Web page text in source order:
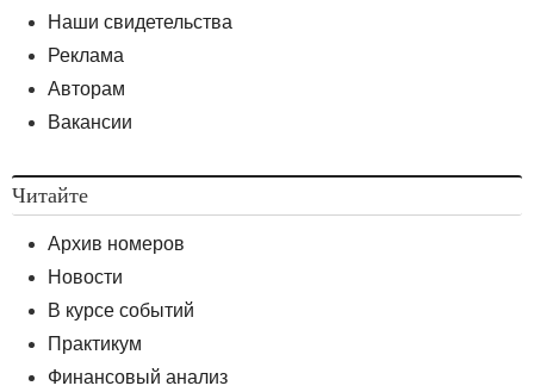
Наши свидетельства
Реклама
Авторам
Вакансии
Читайте
Архив номеров
Новости
В курсе событий
Практикум
Финансовый анализ